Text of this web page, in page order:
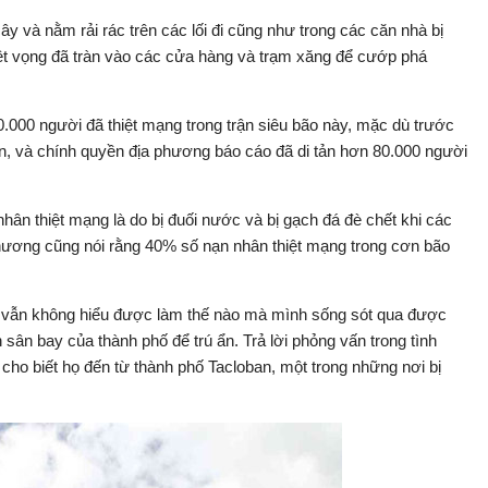
và nằm rải rác trên các lối đi cũng như trong các căn nhà bị
vọng đã tràn vào các cửa hàng và trạm xăng để cướp phá
người đã thiệt mạng trong trận siêu bão này, mặc dù trước
và chính quyền địa phương báo cáo đã di tản hơn 80.000 người
thiệt mạng là do bị đuối nước và bị gạch đá đè chết khi các
cũng nói rằng 40% số nạn nhân thiệt mạng trong cơn bão
không hiểu được làm thế nào mà mình sống sót qua được
bay của thành phố để trú ẩn. Trả lời phỏng vấn trong tình
biết họ đến từ thành phố Tacloban, một trong những nơi bị